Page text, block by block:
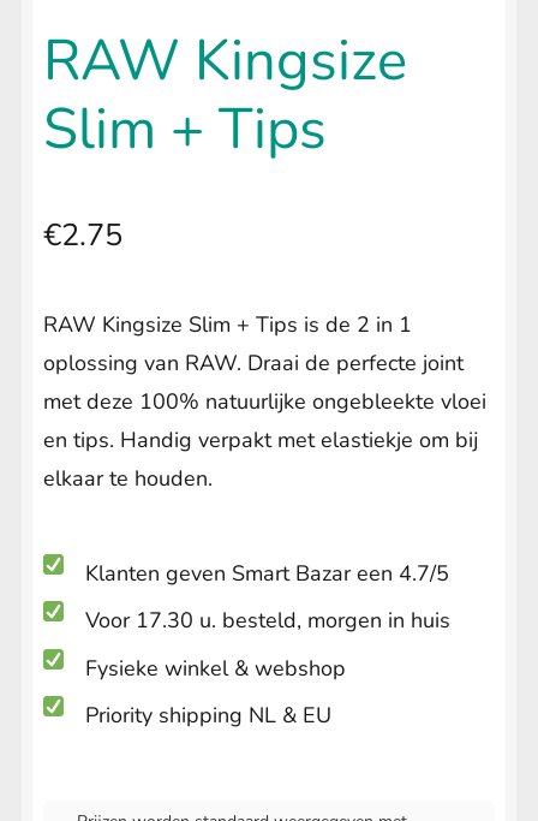
uitvouwen
RAW Kingsize
Slim + Tips
€2.75
RAW Kingsize Slim + Tips is de 2 in 1
oplossing van RAW. Draai de perfecte joint
met deze 100% natuurlijke ongebleekte vloei
en tips. Handig verpakt met elastiekje om bij
elkaar te houden.
Klanten geven Smart Bazar een 4.7/5
Voor 17.30 u. besteld, morgen in huis
Fysieke winkel & webshop
Priority shipping NL & EU